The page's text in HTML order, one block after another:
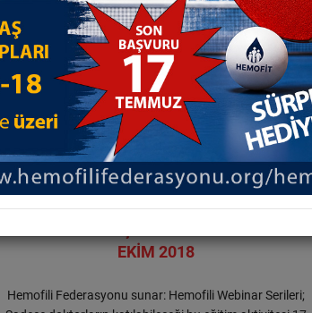
25.09.2018
WEBİNAR “HEMOFİLİ A TEDAVİSİNDE
EKİM 2018
Hemofili Federasyonu sunar: Hemofili Webinar Serileri;